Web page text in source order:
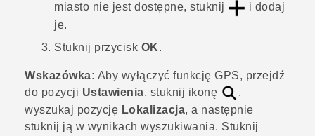
miasto nie jest dostępne, stuknij
i dodaj
je.
Stuknij przycisk OK.
Wskazówka: Aby wyłączyć funkcję GPS, przejdź
do pozycji Ustawienia, stuknij ikonę
,
wyszukaj pozycję Lokalizacja, a następnie
stuknij ją w wynikach wyszukiwania. Stuknij